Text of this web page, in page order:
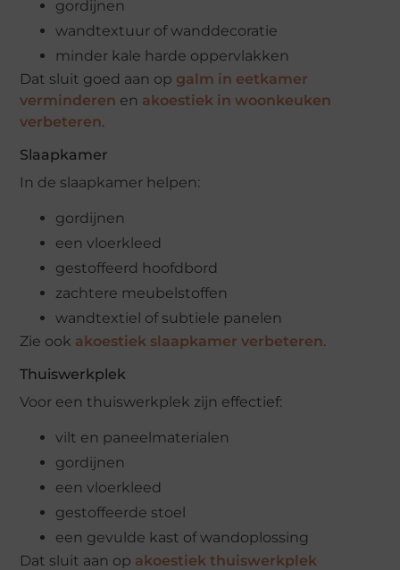
gordijnen
wandtextuur of wanddecoratie
minder kale harde oppervlakken
Dat sluit goed aan op galm in eetkamer
verminderen en akoestiek in woonkeuken
verbeteren.
Slaapkamer
In de slaapkamer helpen:
gordijnen
een vloerkleed
gestoffeerd hoofdbord
zachtere meubelstoffen
wandtextiel of subtiele panelen
Zie ook akoestiek slaapkamer verbeteren.
Thuiswerkplek
Voor een thuiswerkplek zijn effectief:
vilt en paneelmaterialen
gordijnen
een vloerkleed
gestoffeerde stoel
een gevulde kast of wandoplossing
Dat sluit aan op akoestiek thuiswerkplek